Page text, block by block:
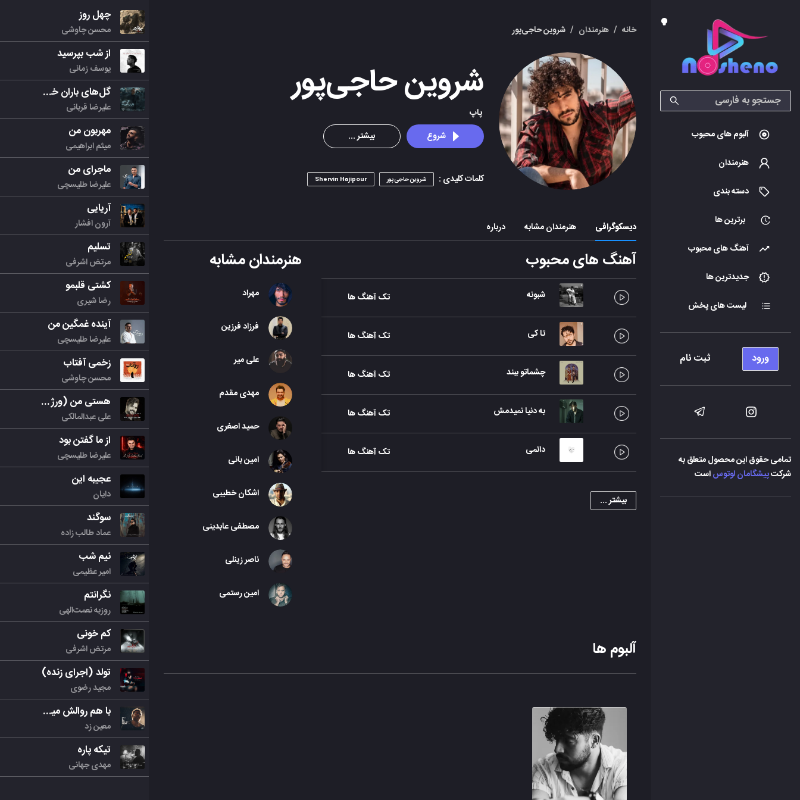
آلبوم های محبوب
هنرمندان
دسته بندی
برترین ها
آهنگ های محبوب
جدیدترین ها
لیست های پخش
ورود ثبت نام
تمامی حقوق این محصول متعلق به
شرکتپیشگامان لوتوساست
خانه / هنرمندان / شروین حاجی‌پور
شروین حاجی‌پور
پاپ
شروع
بیشتر ...
کلمات کلیدی : شروین حاجی‌پور Shervin Hajipour
دیسکوگرافی هنرمندان مشابه درباره
آهنگ های محبوب
شبونه تک آهنگ ها 03:20
تا کی تک آهنگ ها 03
چشماتو ببند تک آهنگ ها
به دنیا نمیدمش تک آهنگ ها
دائمی تک آهنگ ها
بیشتر ...
هنرمندان مشابه
مهراد
فرزاد فرزین
علی میر
مهدی مقدم
حمید اصغری
امین بانی
اشکان خطیبی
مصطفی عابدینی
ناصر زینلی
امین رستمی
آلبوم ها
چهل روز
محسن چاوشی
از شب بپرسید
یوسف زمانی
گل‌های باران خورده
علیرضا قربانی
مهربون من
میثم ابراهیمی
ماجرای من
علیرضا طلیسچی
آریایی
آرون افشار
تسلیم
مرتض اشرفی
کشتی قلبمو
رضا شیری
آینده غمگین من
علیرضا طلیسچی
زخمی آفتاب
محسن چاوشی
هستی من (ورژن جدید)
علی عبدالمالکی
از ما گفتن بود
علیرضا طلیسچی
عجیبه این
دایان
سوگند
عماد طالب زاده
نیم شب
امیر عظیمی
نگرانتم
روزبه نعمت‌الهی
کم خونی
مرتض اشرفی
تولد (اجرای زنده)
مجید رضوی
با هم روالش میکنیم
معین زد
تیکه پاره
مهدی جهانی